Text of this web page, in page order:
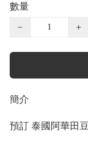
數量
−
+
簡介
預訂 泰國阿華田